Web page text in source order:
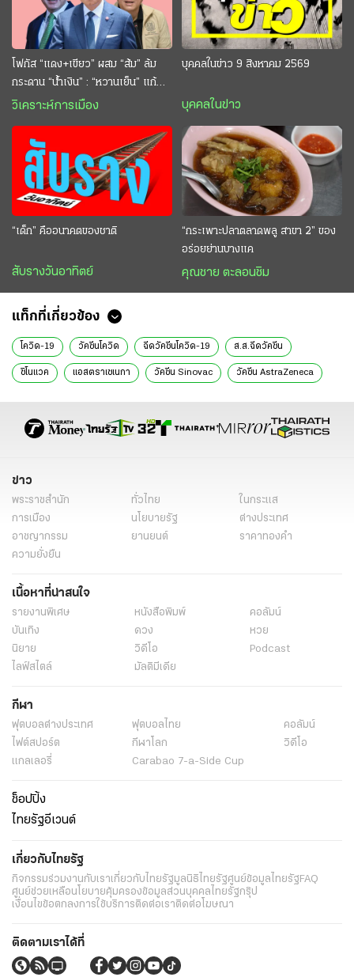
โฟกัส “แดง+เขียว” ผสม “ส้ม” ล้ม
กระดาน “นํ้าเงิน” : “หวานเย็น” แก้
กระหาย “อนุทิน” ดักตีกินสบาย
วิเคราะห์การเมือง
บุคคลในข่าว 9 สิงหาคม 2569
บุคคลในข่าว
“เด็ก” คืออนาคตของชาติ
สับรางวันอาทิตย์
“กระเพาะปลาตลาดพลู สาขา 2” ของ
อร่อยย่านบางแค
คุณชาย ตะลอนชิม
แท็กที่เกี่ยวข้อง
โควิด-19 วัคซีนโควิด ฉีดวัคซีนโควิด-19 ส.ส.ฉีดวัคซีน
ซิโนแวค แอสตราเซเนกา วัคซีน Sinovac วัคซีน AstraZeneca
ข่าว
พระราชสำนัก ทั่วไทย
ในกระแส
การเมือง
นโยบายรัฐ
ต่างประเทศ
อาชญากรรม
ยานยนต์
ราคาทองคำ
ความยั่งยืน
เนื้อหาที่น่าสนใจ
รายงานพิเศษ หนังสือพิมพ์
คอลัมน์
บันเทิง
ดวง
หวย
นิยาย
วิดีโอ
Podcast
ไลฟ์สไตล์
มัลติมีเดีย
กีฬา
ฟุตบอลต่่างประเทศ ฟุตบอลไทย
คอลัมน์
ไฟต์สปอร์ต
กีฬาโลก
วิดีโอ
แกลเลอรี่
Carabao 7-a-Side Cup
ช็อปปิ้ง
ไทยรัฐอีเวนต์
เกี่ยวกับไทยรัฐ
กิจกรรมร่วมงานกับเราเกี่ยวกับไทยรัฐมูลนิธิไทยรัฐศูนย์ข้อมูลไทยรัฐFAQ
ศูนย์ช่วยเหลือนโยบายคุ้มครองข้อมูลส่วนบุคคลไทยรัฐกรุ๊ป
เงื่อนไขข้อตกลงการใช้บริการติดต่อเราติดต่อโฆษณา
ติดตามเราได้ที่